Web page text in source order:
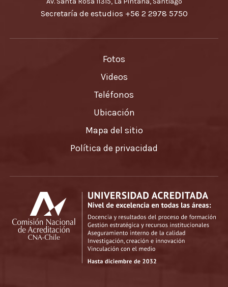
Secretaría de estudios +56 2 2978 5750
Fotos
Videos
Teléfonos
Ubicación
Mapa del sitio
Política de privacidad